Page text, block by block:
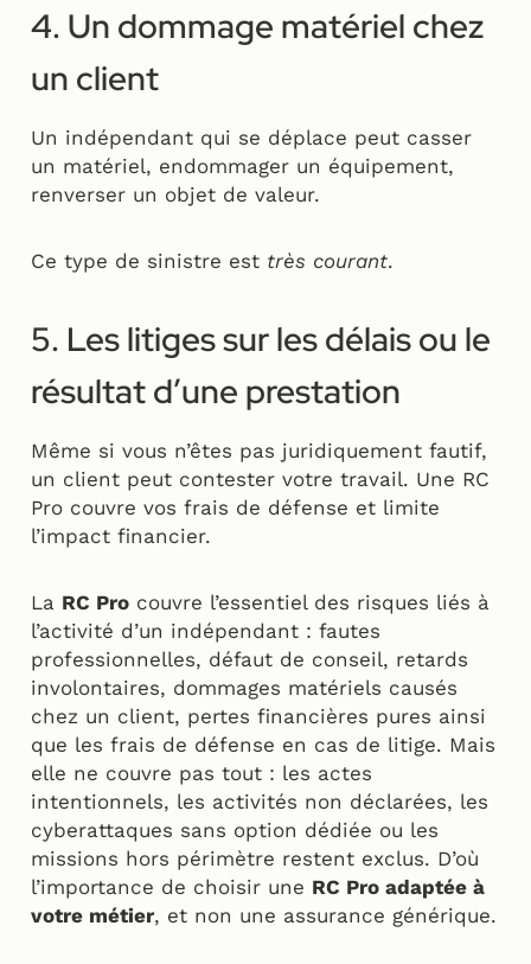
4. Un dommage matériel chez
un client
Un indépendant qui se déplace peut casser
un matériel, endommager un équipement,
renverser un objet de valeur.
Ce type de sinistre est très courant.
5. Les litiges sur les délais ou le
résultat d’une prestation
Même si vous n’êtes pas juridiquement fautif,
un client peut contester votre travail. Une RC
Pro couvre vos frais de défense et limite
l’impact financier.
La RC Pro couvre l’essentiel des risques liés à
l’activité d’un indépendant : fautes
professionnelles, défaut de conseil, retards
involontaires, dommages matériels causés
chez un client, pertes financières pures ainsi
que les frais de défense en cas de litige. Mais
elle ne couvre pas tout : les actes
intentionnels, les activités non déclarées, les
cyberattaques sans option dédiée ou les
missions hors périmètre restent exclus. D’où
l’importance de choisir une RC Pro adaptée à
votre métier, et non une assurance générique.